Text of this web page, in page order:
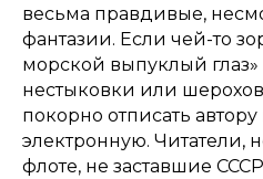
весьма правдивые,
фантазии. Если чей-то
морской выпуклый
нестыковки или
покорно отписать автору
электронную. Читатели,
флоте, не заставшие